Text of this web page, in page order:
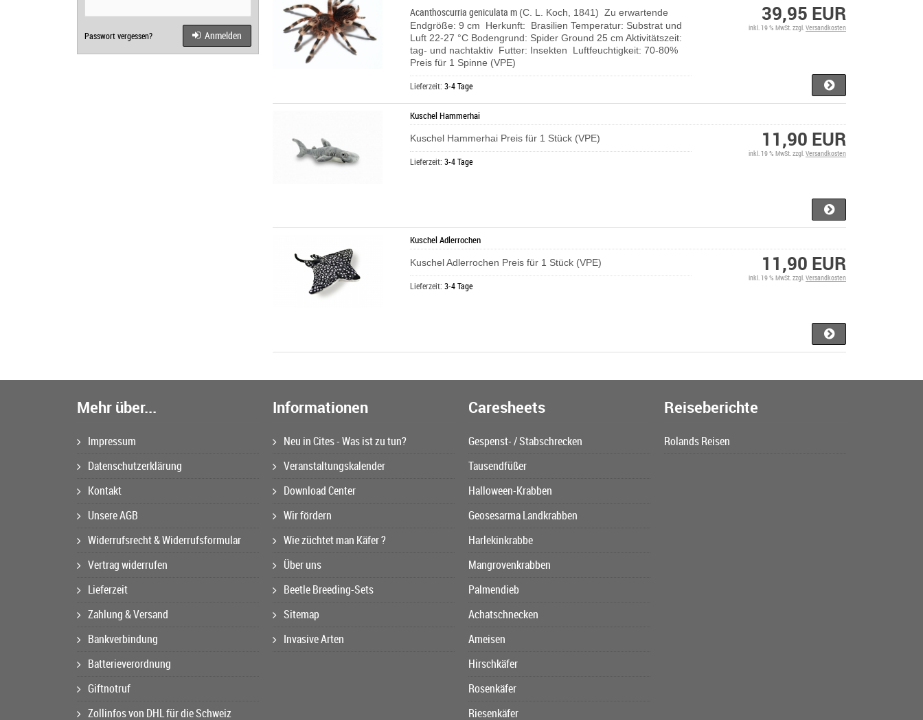
Acanthoscurria geniculata m (C. L. Koch, 1841) Zu erwartende
Endgröße: 9 cm Herkunft: Brasilien Temperatur: Substrat und
Luft 22-27 °C Bodengrund: Spider Ground 25 cm Aktivitätszeit:
tag- und nachtaktiv Futter: Insekten Luftfeuchtigkeit: 70-80%
Preis für 1 Spinne (VPE)
Lieferzeit:3-4 Tage
39,95 EUR
inkl. 19 % MwSt. zzgl.Versandkosten
Kuschel Hammerhai
Kuschel Hammerhai Preis für 1 Stück (VPE)
Lieferzeit:3-4 Tage
11,90 EUR
inkl. 19 % MwSt. zzgl.Versandkosten
Kuschel Adlerrochen
Kuschel Adlerrochen Preis für 1 Stück (VPE)
Lieferzeit:3-4 Tage
11,90 EUR
inkl. 19 % MwSt. zzgl.Versandkosten
Passwort vergessen? Anmelden
Mehr über...
Impressum
Datenschutzerklärung
Kontakt
Unsere AGB
Widerrufsrecht & Widerrufsformular
Vertrag widerrufen
Lieferzeit
Zahlung & Versand
Bankverbindung
Batterieverordnung
Giftnotruf
Zollinfos von DHL für die Schweiz
Informationen
Neu in Cites - Was ist zu tun?
Veranstaltungskalender
Download Center
Wir fördern
Wie züchtet man Käfer ?
Über uns
Beetle Breeding-Sets
Sitemap
Invasive Arten
Caresheets
Gespenst- / Stabschrecken
Tausendfüßer
Halloween-Krabben
Geosesarma Landkrabben
Harlekinkrabbe
Mangrovenkrabben
Palmendieb
Achatschnecken
Ameisen
Hirschkäfer
Rosenkäfer
Riesenkäfer
Reiseberichte
Rolands Reisen